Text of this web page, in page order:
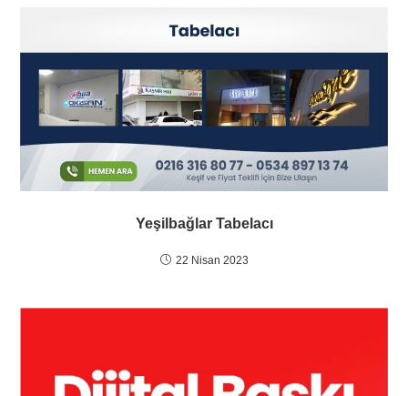
Yeşilbağlar Tabelacı
22 Nisan 2023